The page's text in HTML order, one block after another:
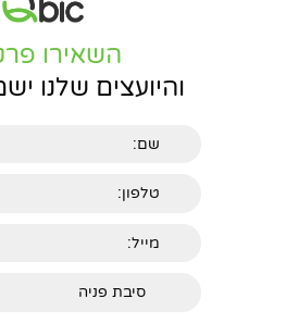
השאירו
והיועצים שלנו